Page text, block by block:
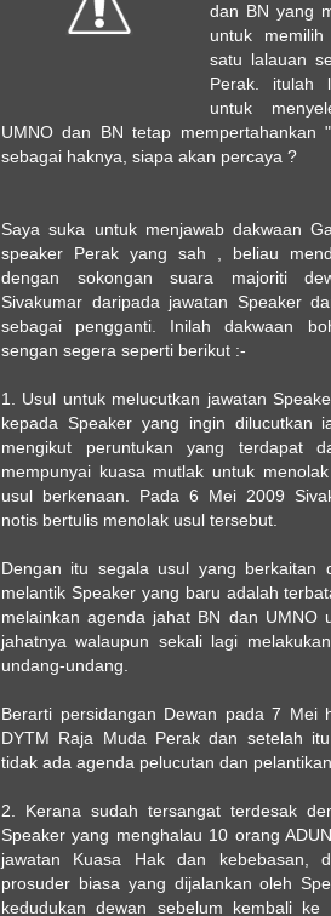
dan BN yang
untuk
satu lalauan
Perak. itulah
untuk
UMNO dan BN tetap mempertahankan
sebagai haknya, siapa akan percaya ?
Saya suka untuk menjawab dakwaan
speaker Perak yang sah , beliau
dengan sokongan suara majoriti
Sivakumar daripada jawatan Speaker
sebagai pengganti. Inilah dakwaan
sengan segera seperti berikut :-
1. Usul untuk melucutkan jawatan
kepada Speaker yang ingin dilucutkan
mengikut peruntukan yang terdapat
mempunyai kuasa mutlak untuk
usul berkenaan. Pada 6 Mei 2009
notis bertulis menolak usul tersebut.
Dengan itu segala usul yang berkaitan
melantik Speaker yang baru adalah
melainkan agenda jahat BN dan UMNO
jahatnya walaupun sekali lagi
undang-undang.
Berarti persidangan Dewan pada 7 Mei
DYTM Raja Muda Perak dan setelah
tidak ada agenda pelucutan dan
2. Kerana sudah tersangat terdesak
Speaker yang menghalau 10 orang
jawatan Kuasa Hak dan kebebasan,
prosuder biasa yang dijalankan oleh
kedudukan dewan sebelum kembali ke